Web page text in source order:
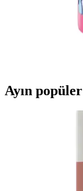
Avon Kids Wow
halinde sunulur.
Ayın